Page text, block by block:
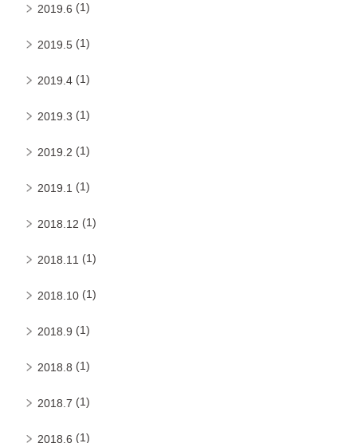
2019.6 (1)
2019.5 (1)
2019.4 (1)
2019.3 (1)
2019.2 (1)
2019.1 (1)
2018.12 (1)
2018.11 (1)
2018.10 (1)
2018.9 (1)
2018.8 (1)
2018.7 (1)
2018.6 (1)